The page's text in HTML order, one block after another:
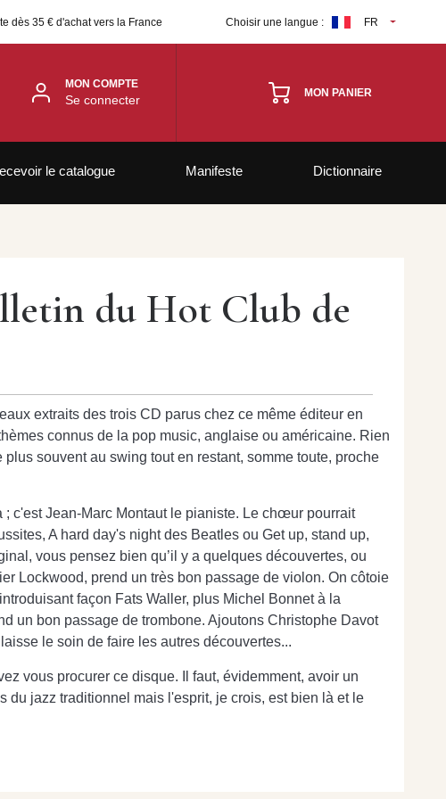
dès 35 € d'achat vers la France Choisir une langue : FR
MON COMPTE
Se connecter MON PANIER
le catalogue Manifeste Dictionnaire
du Hot Club de
extraits des trois CD parus chez ce même éditeur en
connus de la pop music, anglaise ou américaine. Rien
souvent au swing tout en restant, somme toute, proche
c'est Jean-Marc Montaut le pianiste. Le chœur pourrait
A hard day's night des Beatles ou Get up, stand up,
vous pensez bien qu’il y a quelques découvertes, ou
Lockwood, prend un très bon passage de violon. On côtoie
façon Fats Waller, plus Michel Bonnet à la
un bon passage de trombone. Ajoutons Christophe Davot
le soin de faire les autres découvertes...
vous procurer ce disque. Il faut, évidemment, avoir un
du jazz traditionnel mais l'esprit, je crois, est bien là et le